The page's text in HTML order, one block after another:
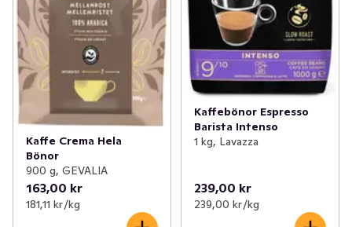
Kaffe Crema Hela
Bönor
900 g, GEVALIA
163,00 kr
181,11 kr /kg
Kaffebönor Espresso
Barista Intenso
1 kg, Lavazza
239,00 kr
239,00 kr /kg